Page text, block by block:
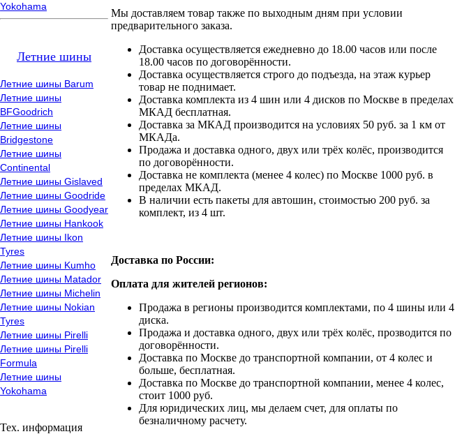
Yokohama
Летние шины
Летние шины Barum
Летние шины
BFGoodrich
Летние шины
Bridgestone
Летние шины
Continental
Летние шины Gislaved
Летние шины Goodride
Летние шины Goodyear
Летние шины Hankook
Летние шины Ikon
Tyres
Летние шины Kumho
Летние шины Matador
Летние шины Michelin
Летние шины Nokian
Tyres
Летние шины Pirelli
Летние шины Pirelli
Formula
Летние шины
Yokohama
Тех. информация
Мы доставляем товар также по выходным дням при условии
предварительного заказа.
Доставка осуществляется ежедневно до 18.00 часов или после
18.00 часов по договорённости.
Доставка осуществляется строго до подъезда, на этаж курьер
товар не поднимает.
Доставка комплекта из 4 шин или 4 дисков по Москве в пределах
МКАД бесплатная.
Доставка за МКАД производится на условиях 50 руб. за 1 км от
МКАДа.
Продажа и доставка одного, двух или трёх колёс, производится
по договорённости.
Доставка не комплекта (менее 4 колес) по Москве 1000 руб. в
пределах МКАД.
В наличии есть пакеты для автошин, стоимостью 200 руб. за
комплект, из 4 шт.
Доставка по России:
Оплата для жителей регионов:
Продажа в регионы производится комплектами, по 4 шины или 4
диска.
Продажа и доставка одного, двух или трёх колёс, прозводится по
договорённости.
Доставка по Москве до транспортной компании, от 4 колес и
больше, бесплатная.
Доставка по Москве до транспортной компании, менее 4 колес,
стоит 1000 руб.
Для юридических лиц, мы делаем счет, для оплаты по
безналичному расчету.